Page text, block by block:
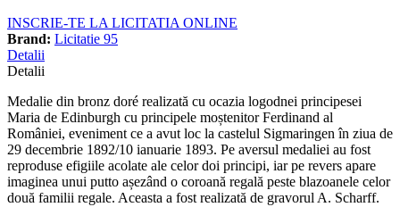
INSCRIE-TE LA LICITATIA ONLINE
Brand: Licitatie 95
Detalii
Detalii
Medalie din bronz doré realizată cu ocazia logodnei principesei
Maria de Edinburgh cu principele moștenitor Ferdinand al
României, eveniment ce a avut loc la castelul Sigmaringen în ziua de
29 decembrie 1892/10 ianuarie 1893. Pe aversul medaliei au fost
reproduse efigiile acolate ale celor doi principi, iar pe revers apare
imaginea unui putto așezând o coroană regală peste blazoanele celor
două familii regale. Aceasta a fost realizată de gravorul A. Scharff.